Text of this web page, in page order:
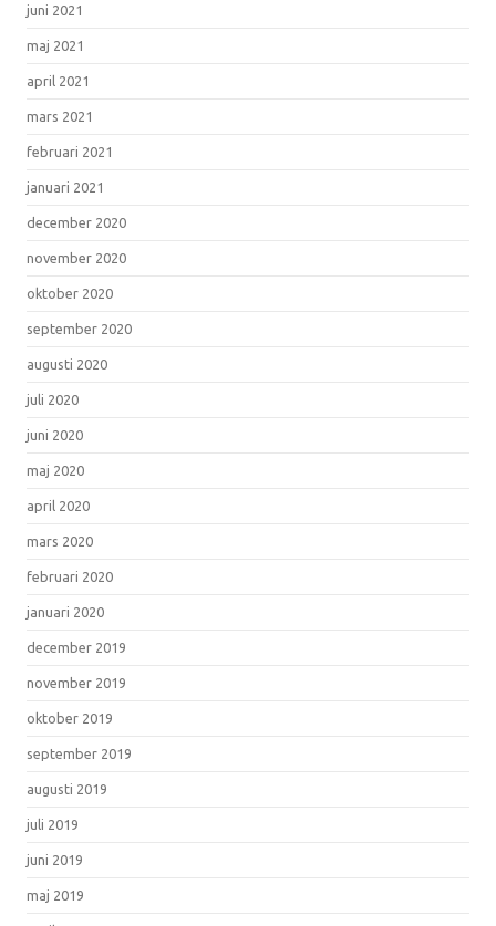
juni 2021
maj 2021
april 2021
mars 2021
februari 2021
januari 2021
december 2020
november 2020
oktober 2020
september 2020
augusti 2020
juli 2020
juni 2020
maj 2020
april 2020
mars 2020
februari 2020
januari 2020
december 2019
november 2019
oktober 2019
september 2019
augusti 2019
juli 2019
juni 2019
maj 2019